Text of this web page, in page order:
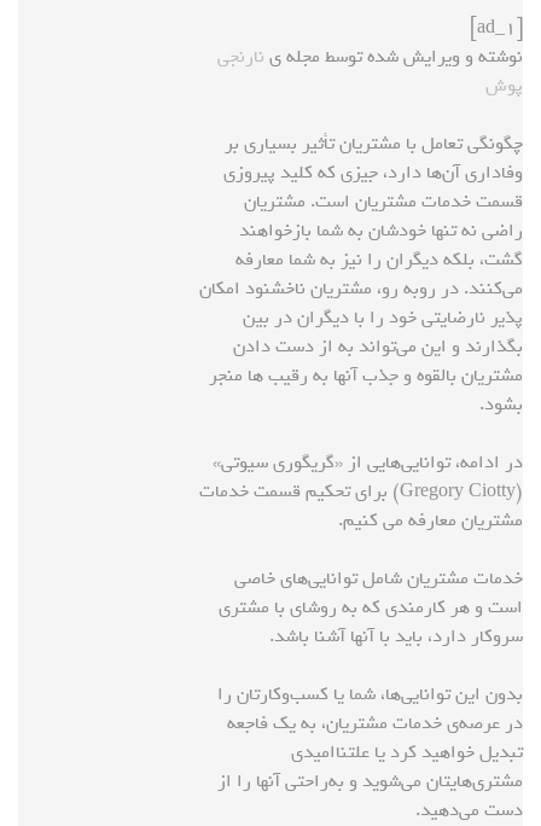
[ad_1]
نوشته و ویرایش شده توسط مجله ی نارنجی
پوش
چگونگی تعامل با مشتریان تأثیر بسیاری بر
وفاداری آن‌ها دارد، جیزی که کلید پیروزی
قسمت خدمات مشتریان است. مشتریان
راضی نه تنها خودشان به شما بازخواهند
گشت، بلکه دیگران را نیز به شما معارفه
می‌کنند. در روبه رو، مشتریان ناخشنود امکان
پذیر نارضایتی خود را با دیگران در بین
بگذارند و این می‌تواند به از دست دادن
مشتریان بالقوه و جذب آنها به رقیب ها منجر
بشود.
در ادامه، توانایی‌هایی از «گریگوری سیوتی»
(Gregory Ciotty) برای تحکیم قسمت خدمات
مشتریان معارفه می کنیم.
خدمات مشتریان شامل توانایی‌های خاصی
است و هر کارمندی که به روشای با مشتری
سروکار دارد، باید با آنها آشنا باشد.
بدون این توانایی‌ها، شما یا کسب‌وکارتان را
در عرصه‌ی خدمات مشتریان، به یک فاجعه
تبدیل خواهید کرد یا علتناامیدی
مشتری‌هایتان می‌شوید و به‌‌راحتی آنها را از
دست می‌دهید.